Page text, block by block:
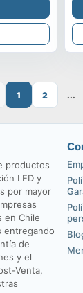
1 2 ...
productos
LED y
por mayor
en Chile
entregando
de
y el
Venta,